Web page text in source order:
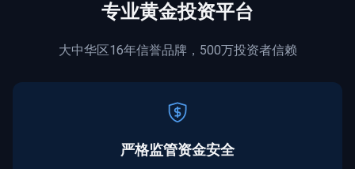
专业黄金投资平台
大中华区16年信誉品牌，500万投资者信赖
严格监管资金安全